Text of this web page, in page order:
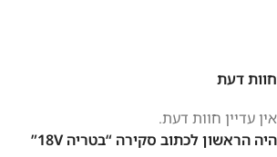
חוות דעת
אין עדיין חוות דעת.
היה הראשון לכתוב סקירה “בטריה 18V”